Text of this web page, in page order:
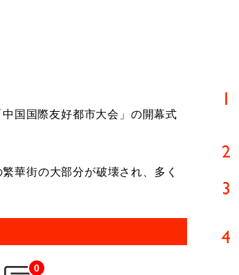
国国際友好都市大会」の開幕式
華街の大部分が破壊され、多く
0